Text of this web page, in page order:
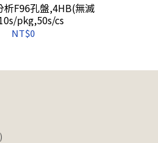
析F96孔盤,4HB(無滅
pkg,50s/cs
NT$0